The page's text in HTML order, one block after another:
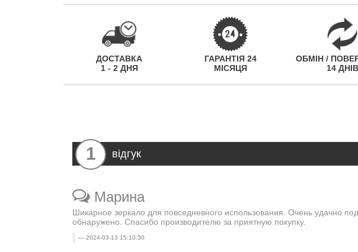
ДОСТАВКА
1 - 2 ДНЯ
ГАРАНТІЯ 24
МІСЯЦЯ
ОБМІН /
14 ДНІВ
1 відгук
Марина
Шикарное зеркало для повседневного использования. Очень удачно
обнаружено. Спасибо производителю за приятную покупку.
2024-03-13 15:10:30